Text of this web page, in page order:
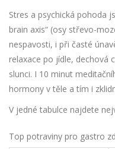
Stres a psychická pohoda
brain axis“ (osy střevo-
nespavosti, i při časté
relaxace po jídle, dechová
slunci. I 10 minut
hormony v těle a tím i
V jedné tabulce najdete
Top potraviny pro gastro